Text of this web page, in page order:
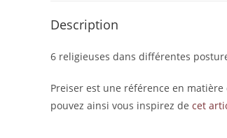
Description
6 religieuses dans différentes
Preiser est une référence en
pouvez ainsi vous inspirez de cet